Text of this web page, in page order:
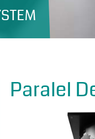
Paralel